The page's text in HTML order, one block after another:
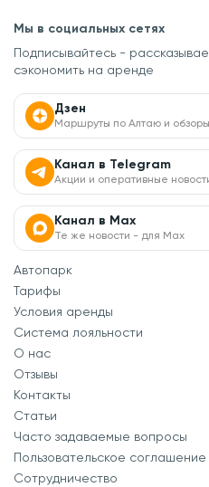
Мы в социальных сетях
Подписывайтесь -
сэкономить на аренде
Дзен
Маршруты по Алтаю и
Канал в Telegram
Акции и оперативные
Канал в Max
Те же новости - для Max
Автопарк
Тарифы
Условия аренды
Система лояльности
О нас
Отзывы
Контакты
Статьи
Часто задаваемые вопросы
Пользовательское соглашение
Сотрудничество